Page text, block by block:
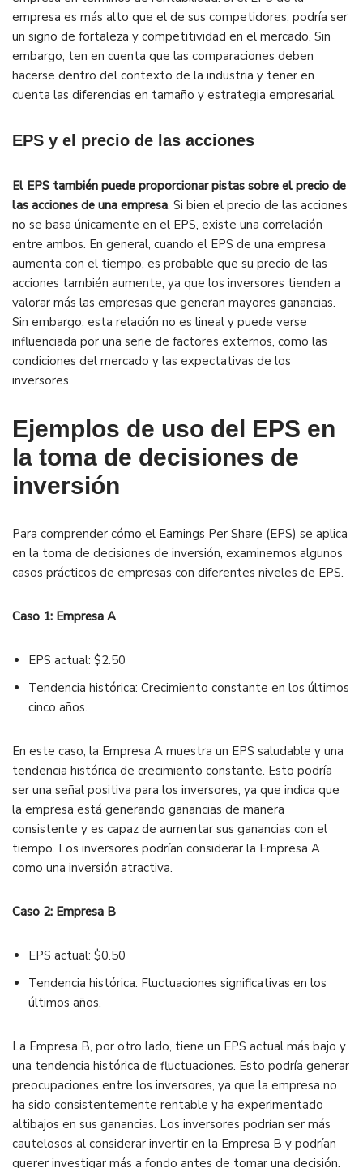
empresa es más alto que el de sus competidores, podría ser
un signo de fortaleza y competitividad en el mercado. Sin
embargo, ten en cuenta que las comparaciones deben
hacerse dentro del contexto de la industria y tener en
cuenta las diferencias en tamaño y estrategia empresarial.
EPS y el precio de las acciones
El EPS también puede proporcionar pistas sobre el precio de
las acciones de una empresa. Si bien el precio de las acciones
no se basa únicamente en el EPS, existe una correlación
entre ambos. En general, cuando el EPS de una empresa
aumenta con el tiempo, es probable que su precio de las
acciones también aumente, ya que los inversores tienden a
valorar más las empresas que generan mayores ganancias.
Sin embargo, esta relación no es lineal y puede verse
influenciada por una serie de factores externos, como las
condiciones del mercado y las expectativas de los
inversores.
Ejemplos de uso del EPS en
la toma de decisiones de
inversión
Para comprender cómo el Earnings Per Share (EPS) se aplica
en la toma de decisiones de inversión, examinemos algunos
casos prácticos de empresas con diferentes niveles de EPS.
Caso 1: Empresa A
EPS actual: $2.50
Tendencia histórica: Crecimiento constante en los últimos
cinco años.
En este caso, la Empresa A muestra un EPS saludable y una
tendencia histórica de crecimiento constante. Esto podría
ser una señal positiva para los inversores, ya que indica que
la empresa está generando ganancias de manera
consistente y es capaz de aumentar sus ganancias con el
tiempo. Los inversores podrían considerar la Empresa A
como una inversión atractiva.
Caso 2: Empresa B
EPS actual: $0.50
Tendencia histórica: Fluctuaciones significativas en los
últimos años.
La Empresa B, por otro lado, tiene un EPS actual más bajo y
una tendencia histórica de fluctuaciones. Esto podría generar
preocupaciones entre los inversores, ya que la empresa no
ha sido consistentemente rentable y ha experimentado
altibajos en sus ganancias. Los inversores podrían ser más
cautelosos al considerar invertir en la Empresa B y podrían
querer investigar más a fondo antes de tomar una decisión.